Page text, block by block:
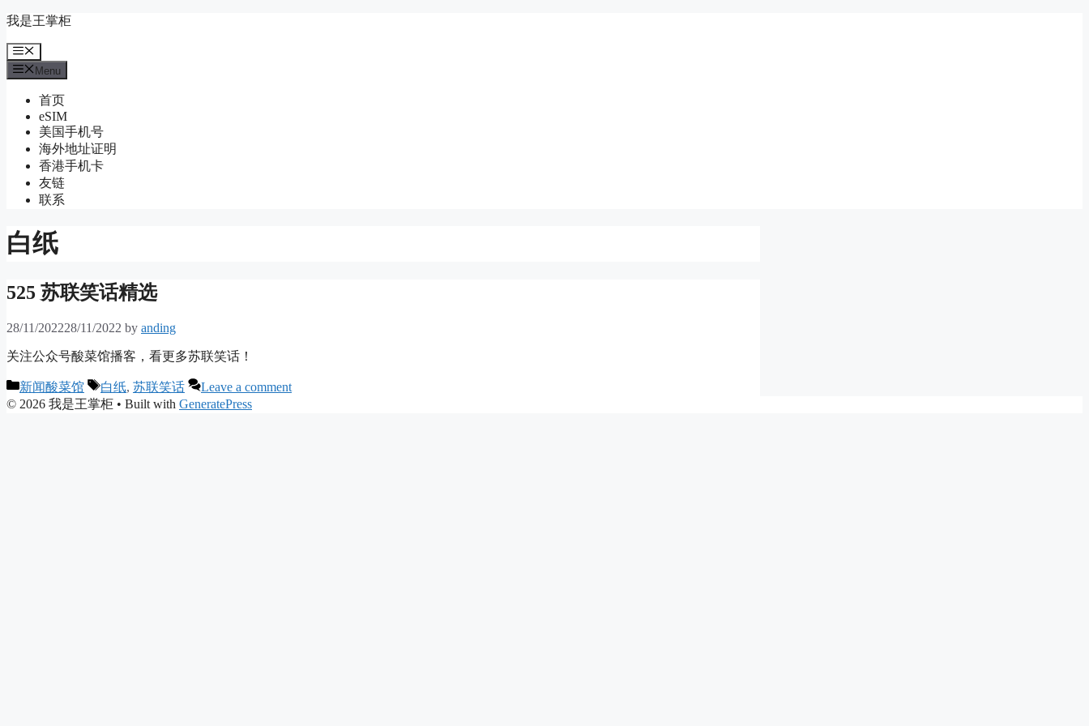
Skip
content
我是王掌柜
Menu
Menu
首页
eSIM
美国手机号
海外地址证明
香港手机卡
友链
联系
白纸
525 苏联笑话精选
28/11/202228/11/2022 by anding
关注公众号酸菜馆播客，看更多苏联笑话！
Categories
新闻酸菜馆 Tags
白纸, 苏联笑话
Leave a comment
© 2026 我是王掌柜 • Built with GeneratePress